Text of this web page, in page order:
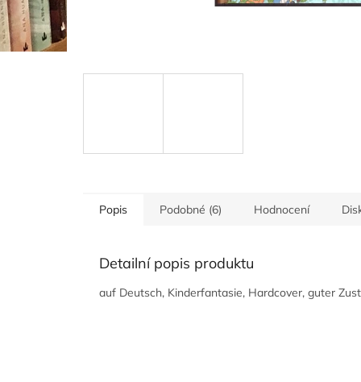
Popis Podobné (6) Hodnocení
Detailní popis produktu
auf Deutsch, Kinderfantasie, Hardcover, guter